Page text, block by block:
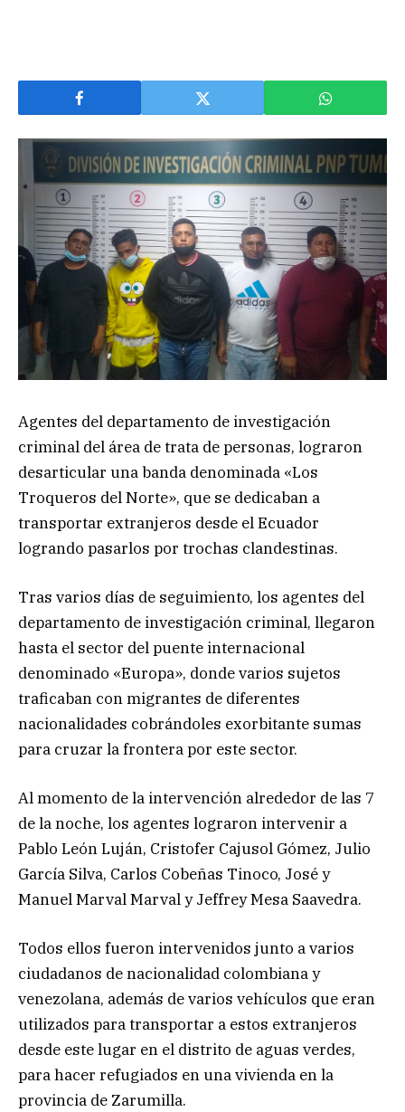
Agentes del departamento de investigación
criminal del área de trata de personas, lograron
desarticular una banda denominada «Los
Troqueros del Norte», que se dedicaban a
transportar extranjeros desde el Ecuador
logrando pasarlos por trochas clandestinas.
Tras varios días de seguimiento, los agentes del
departamento de investigación criminal, llegaron
hasta el sector del puente internacional
denominado «Europa», donde varios sujetos
traficaban con migrantes de diferentes
nacionalidades cobrándoles exorbitante sumas
para cruzar la frontera por este sector.
Al momento de la intervención alrededor de las 7
de la noche, los agentes lograron intervenir a
Pablo León Luján, Cristofer Cajusol Gómez, Julio
García Silva, Carlos Cobeñas Tinoco, José y
Manuel Marval Marval y Jeffrey Mesa Saavedra.
Todos ellos fueron intervenidos junto a varios
ciudadanos de nacionalidad colombiana y
venezolana, además de varios vehículos que eran
utilizados para transportar a estos extranjeros
desde este lugar en el distrito de aguas verdes,
para hacer refugiados en una vivienda en la
provincia de Zarumilla.